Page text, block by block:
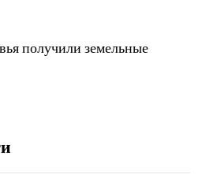
получили земельные